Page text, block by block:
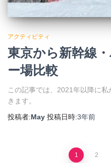
アクティビティ
東京から新幹線
ー場比較
この記事では、2021年以降に
きます。
投稿者:May 投稿日時:3年前
1 2